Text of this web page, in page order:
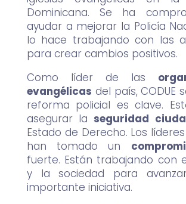
Dominicana. Se ha
ayudar a mejorar la Policía
lo hace trabajando con las
para crear cambios positivos.
Como líder de las
evangélicas del país, CODUE
reforma policial es clave.
asegurar laseguridad
Estado de Derecho. Los líderes
han tomado un
fuerte. Están trabajando con
y la sociedad para
importante iniciativa.